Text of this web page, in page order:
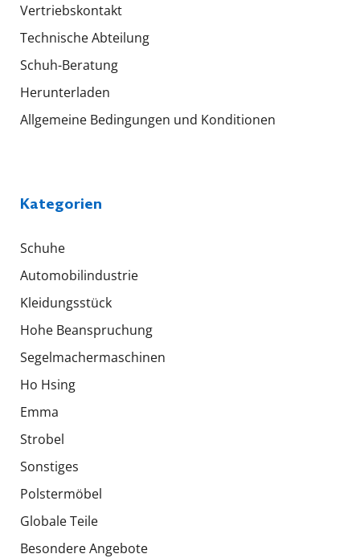
Vertriebskontakt
Technische Abteilung
Schuh-Beratung
Herunterladen
Allgemeine Bedingungen und Konditionen
Kategorien
Schuhe
Automobilindustrie
Kleidungsstück
Hohe Beanspruchung
Segelmachermaschinen
Ho Hsing
Emma
Strobel
Sonstiges
Polstermöbel
Globale Teile
Besondere Angebote